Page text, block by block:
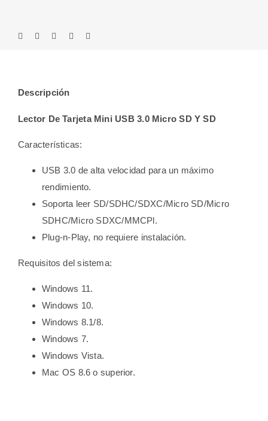
Descripción
Lector De Tarjeta Mini USB 3.0 Micro SD Y SD
Características:
USB 3.0 de alta velocidad para un máximo
rendimiento.
Soporta leer SD/SDHC/SDXC/Micro SD/Micro
SDHC/Micro SDXC/MMCPl.
Plug-n-Play, no requiere instalación.
Requisitos del sistema:
Windows 11.
Windows 10.
Windows 8.1/8.
Windows 7.
Windows Vista.
Mac OS 8.6 o superior.